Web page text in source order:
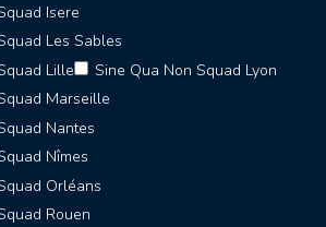
Isere
Les Sables
Lille
Sine Qua Non Squad Lyon
Marseille
Nantes
Nîmes
Orléans
Rouen